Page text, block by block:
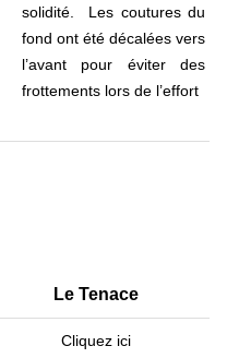
solidité. Les coutures du
fond ont été décalées vers
l’avant pour éviter des
frottements lors de l’effort
Le Tenace
Cliquez ici